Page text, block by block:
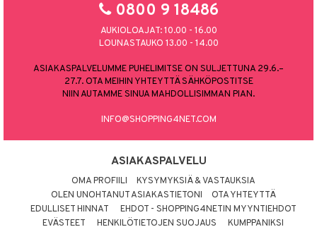
0800 9 18486
AUKIOLOAJAT: 10.00 - 16.00
LOUNASTAUKO 13.00 - 14.00
ASIAKASPALVELUMME PUHELIMITSE ON SULJETTUNA 29.6.–
27.7. OTA MEIHIN YHTEYTTÄ SÄHKÖPOSTITSE
NIIN AUTAMME SINUA MAHDOLLISIMMAN PIAN.
INFO@SHOPPING4NET.COM
ASIAKASPALVELU
OMA PROFIILI
KYSYMYKSIÄ & VASTAUKSIA
OLEN UNOHTANUT ASIAKASTIETONI
OTA YHTEYTTÄ
EDULLISET HINNAT
EHDOT - SHOPPING4NETIN MYYNTIEHDOT
EVÄSTEET
HENKILÖTIETOJEN SUOJAUS KUMPPANIKSI